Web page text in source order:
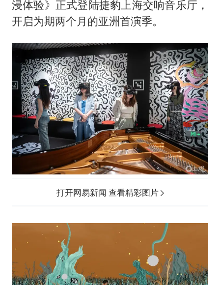
浸体验》正式登陆捷豹上海交响音乐厅，
开启为期两个月的亚洲首演季。
打开网易新闻 查看精彩图片